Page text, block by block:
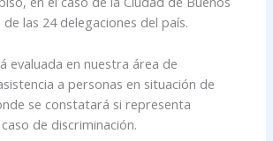
las 24 delegaciones del país.
evaluada en nuestra área de
a personas en situación de
se constatará si representa
de discriminación.